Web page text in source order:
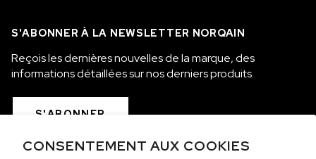
CONSENTEMENT AUX COOKIES
S'ABONNER À LA NEWSLETTER NORQAIN
Reçois les dernières nouvelles de la marque, des
informations détaillées sur nos derniers produits.
S'ABONNER